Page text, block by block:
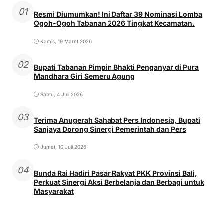
01
Resmi Diumumkan! Ini Daftar 39 Nominasi Lomba
Ogoh-Ogoh Tabanan 2026 Tingkat Kecamatan.
Kamis, 19 Maret 2026
02
Bupati Tabanan Pimpin Bhakti Penganyar di Pura
Mandhara Giri Semeru Agung
Sabtu, 4 Juli 2026
03
Terima Anugerah Sahabat Pers Indonesia, Bupati
Sanjaya Dorong Sinergi Pemerintah dan Pers
Jumat, 10 Juli 2026
04
Bunda Rai Hadiri Pasar Rakyat PKK Provinsi Bali,
Perkuat Sinergi Aksi Berbelanja dan Berbagi untuk
Masyarakat